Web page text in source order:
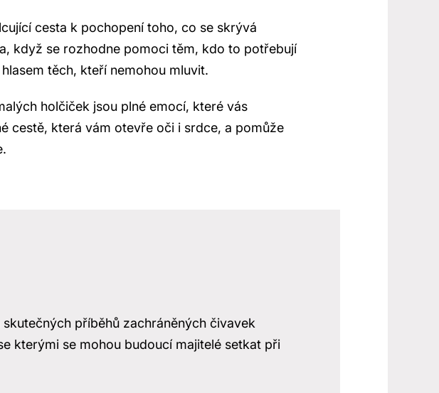
cesta k pochopení toho, co se skrývá
když se rozhodne pomoci těm, kdo to potřebují
těch, kteří nemohou mluvit.
holčiček jsou plné emocí, které vás
cestě, která vám otevře oči i srdce, a pomůže
příběhů zachráněných čivavek
kterými se mohou budoucí majitelé setkat při